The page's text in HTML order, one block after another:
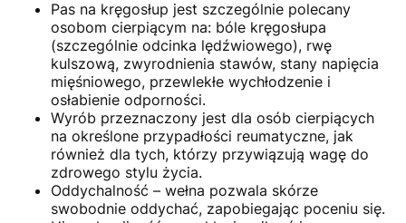
Pas na kręgosłup jest szczególnie polecany
osobom cierpiącym na: bóle kręgosłupa
(szczególnie odcinka lędźwiowego), rwę
kulszową, zwyrodnienia stawów, stany napięcia
mięśniowego, przewlekłe wychłodzenie i
osłabienie odporności.
Wyrób przeznaczony jest dla osób cierpiących
na określone przypadłości reumatyczne, jak
również dla tych, którzy przywiązują wagę do
zdrowego stylu życia.
Oddychalność – wełna pozwala skórze
swobodnie oddychać, zapobiegając poceniu się.